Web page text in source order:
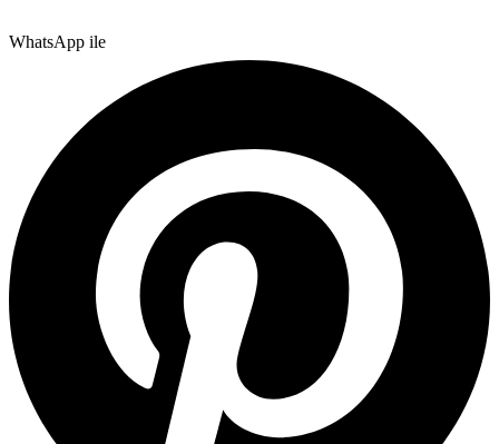
WhatsApp ile